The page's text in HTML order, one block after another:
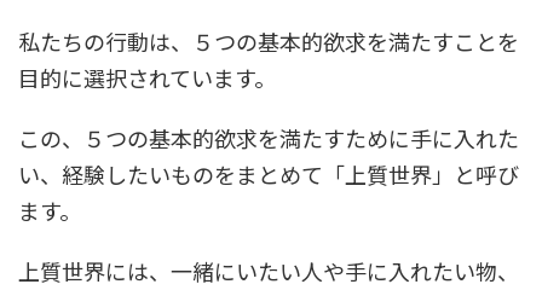
私たちの行動は、５つの基本的欲求を満たすことを
目的に選択されています。
この、５つの基本的欲求を満たすために手に入れた
い、経験したいものをまとめて「上質世界」と呼び
ます。
上質世界には、一緒にいたい人や手に入れたい物、